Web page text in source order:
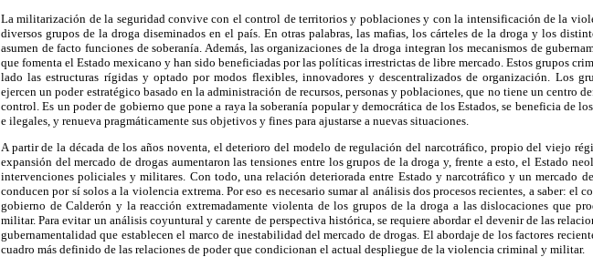
La militarización de la seguridad convive con el control de territorios y poblaciones y con la intensificación de la
diversos grupos de la droga diseminados en el país. En otras palabras, las mafias, los cárteles de la droga y los
asumen de facto funciones de soberanía. Además, las organizaciones de la droga integran los mecanismos de
que fomenta el Estado mexicano y han sido beneficiadas por las políticas irrestrictas de libre mercado. Estos grupos
lado las estructuras rígidas y optado por modos flexibles, innovadores y descentralizados de organización. Los
ejercen un poder estratégico basado en la administración de recursos, personas y poblaciones, que no tiene un centro
control. Es un poder de gobierno que pone a raya la soberanía popular y democrática de los Estados, se beneficia de
e ilegales, y renueva pragmáticamente sus objetivos y fines para ajustarse a nuevas situaciones.
A partir de la década de los años noventa, el deterioro del modelo de regulación del narcotráfico, propio del viejo
expansión del mercado de drogas aumentaron las tensiones entre los grupos de la droga y, frente a esto, el Estado
intervenciones policiales y militares. Con todo, una relación deteriorada entre Estado y narcotráfico y un mercado
conducen por sí solos a la violencia extrema. Por eso es necesario sumar al análisis dos procesos recientes, a saber: el
gobierno de Calderón y la reacción extremadamente violenta de los grupos de la droga a las dislocaciones que
militar. Para evitar un análisis coyuntural y carente de perspectiva histórica, se requiere abordar el devenir de las
gubernamentalidad que establecen el marco de inestabilidad del mercado de drogas. El abordaje de los factores
cuadro más definido de las relaciones de poder que condicionan el actual despliegue de la violencia criminal y militar.